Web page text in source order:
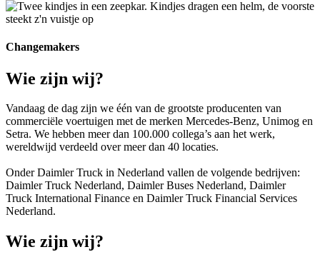
Changemakers
Wie zijn wij?
Vandaag de dag zijn we één van de grootste producenten van
commerciële voertuigen met de merken Mercedes-Benz, Unimog en
Setra. We hebben meer dan 100.000 collega’s aan het werk,
wereldwijd verdeeld over meer dan 40 locaties.
Onder Daimler Truck in Nederland vallen de volgende bedrijven:
Daimler Truck Nederland, Daimler Buses Nederland, Daimler
Truck International Finance en Daimler Truck Financial Services
Nederland.
Wie zijn wij?